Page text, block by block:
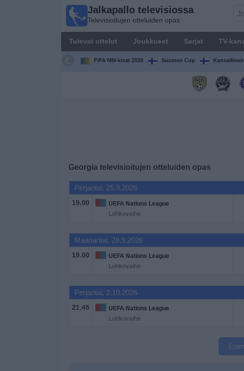
Jalkapallo televisiossa
Televisioitujen otteluiden opas
Tulevat ottelut Joukkueet Sarjat TV-
FIFA MM-kisat 2026 Suomen Cup
Georgiatelevisioitujen otteluiden opas
Perjantai, 25.9.2026
19.00
UEFA Nations League
Lohkovaihe
Maanantai, 28.9.2026
19.00
UEFA Nations League
Lohkovaihe
Perjantai, 2.10.2026
21.45
UEFA Nations League
Lohkovaihe
Jalkapallo
televisiossa
Televisioitujen
otteluiden opas